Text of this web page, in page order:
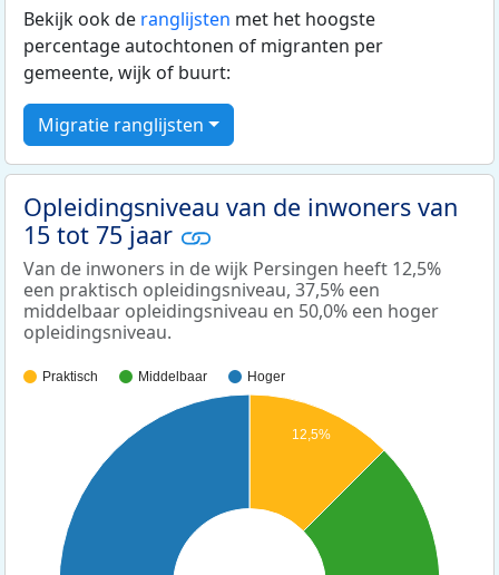
Bekijk ook de ranglijsten met het hoogste
percentage autochtonen of migranten per
gemeente, wijk of buurt:
Migratie ranglijsten
Opleidingsniveau van de inwoners van
15 tot 75 jaar
Van de inwoners in de wijk Persingen heeft 12,5%
een praktisch opleidingsniveau, 37,5% een
middelbaar opleidingsniveau en 50,0% een hoger
opleidingsniveau.
Praktisch Middelbaar Hoger
12,5%